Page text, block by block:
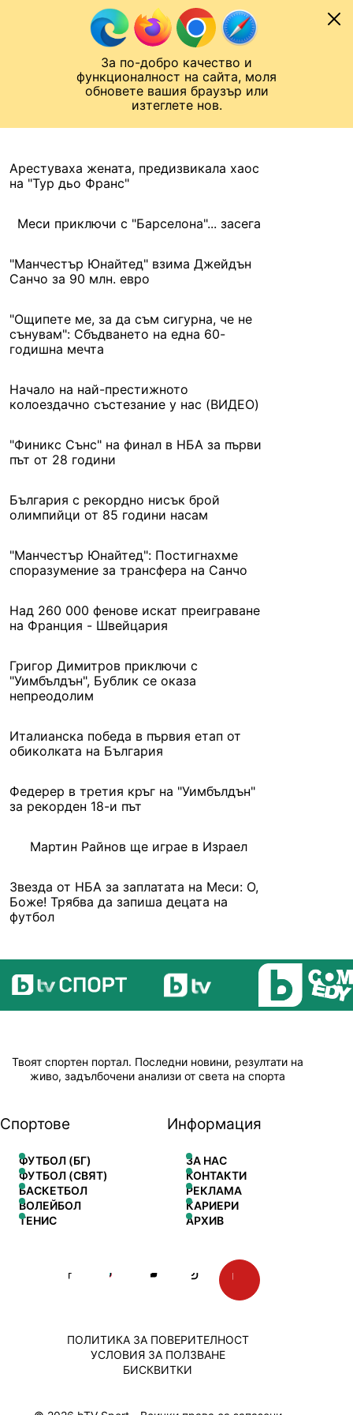
За по-добро качество и
функционалност на сайта, моля
обновете вашия браузър или
изтеглете нов.
Към съдържанието
Лига на Конференциите
Арестуваха жената, предизвикала хаос
на "Тур дьо Франс"
Меси приключи с "Барселона"... засега
"Манчестър Юнайтед" взима Джейдън
Санчо за 90 млн. евро
"Ощипете ме, за да съм сигурна, че не
сънувам": Сбъдването на една 60-
годишна мечта
Начало на най-престижното
колоездачно състезание у нас (ВИДЕО)
"Финикс Сънс" на финал в НБА за първи
път от 28 години
България с рекордно нисък брой
олимпийци от 85 години насам
"Манчестър Юнайтед": Постигнахме
споразумение за трансфера на Санчо
Над 260 000 фенове искат преиграване
на Франция - Швейцария
Григор Димитров приключи с
"Уимбълдън", Бублик се оказа
непреодолим
Италианска победа в първия етап от
обиколката на България
Федерер в третия кръг на "Уимбълдън"
за рекорден 18-и път
Мартин Райнов ще играе в Израел
Звезда от НБА за заплатата на Меси: О,
Боже! Трябва да запиша децата на
футбол
Твоят спортен портал. Последни новини, резултати на
живо, задълбочени анализи от света на спорта
Спортове
ФУТБОЛ (БГ)
ФУТБОЛ (СВЯТ)
БАСКЕТБОЛ
ВОЛЕЙБОЛ
ТЕНИС
Информация
ЗА НАС
КОНТАКТИ
РЕКЛАМА
КАРИЕРИ
АРХИВ
ПОЛИТИКА ЗА ПОВЕРИТЕЛНОСТ
УСЛОВИЯ ЗА ПОЛЗВАНЕ
БИСКВИТКИ